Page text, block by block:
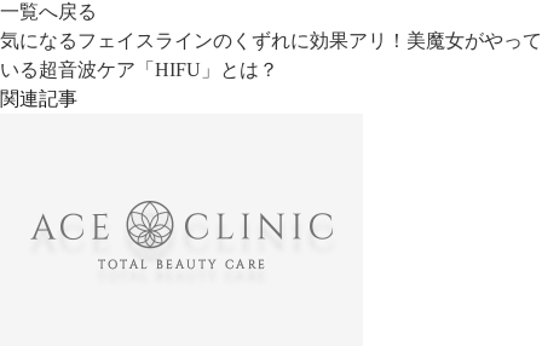
一覧へ戻る
気になるフェイスラインのくずれに効果アリ！美魔女がやって
いる超音波ケア「HIFU」とは？
関連記事